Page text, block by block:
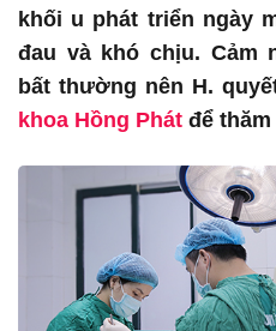
khối u phát triển ngày
đau và khó chịu. Cảm
bất thường nên H.
khoa Hồng Phát để